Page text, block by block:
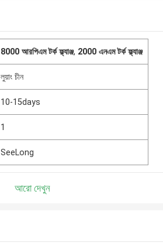
8000 আরপিএম টর্ক ফ্ল্যাঞ্জ, 2000 এনএম টর্ক ফ্ল্যাঞ্জ
লুয়াং চীন
10-15days
1
SeeLong
আরো দেখুন